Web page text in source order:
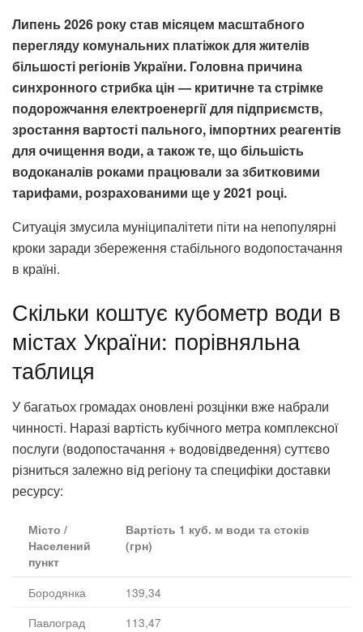
Липень 2026 року став місяцем масштабного
перегляду комунальних платіжок для жителів
більшості регіонів України. Головна причина
синхронного стрибка цін — критичне та стрімке
подорожчання електроенергії для підприємств,
зростання вартості пального, імпортних реагентів
для очищення води, а також те, що більшість
водоканалів роками працювали за збитковими
тарифами, розрахованими ще у 2021 році.
Ситуація змусила муніципалітети піти на непопулярні
кроки заради збереження стабільного водопостачання
в країні.
Скільки коштує кубометр води в
містах України: порівняльна
таблиця
У багатьох громадах оновлені розцінки вже набрали
чинності. Наразі вартість кубічного метра комплексної
послуги (водопостачання + водовідведення) суттєво
різниться залежно від регіону та специфіки доставки
ресурсу:
Місто /
Населений
пункт
Вартість 1 куб. м води та стоків
(грн)
Бородянка
139,34
Павлоград
113,47